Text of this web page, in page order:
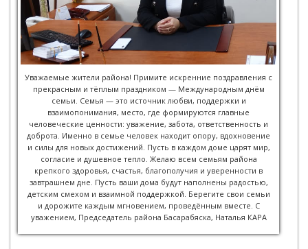
Уважаемые жители района! Примите искренние поздравления с
прекрасным и тёплым праздником — Международным днём
семьи. Семья — это источник любви, поддержки и
взаимопонимания, место, где формируются главные
человеческие ценности: уважение, забота, ответственность и
доброта. Именно в семье человек находит опору, вдохновение
и силы для новых достижений. Пусть в каждом доме царят мир,
согласие и душевное тепло. Желаю всем семьям района
крепкого здоровья, счастья, благополучия и уверенности в
завтрашнем дне. Пусть ваши дома будут наполнены радостью,
детским смехом и взаимной поддержкой. Берегите свои семьи
и дорожите каждым мгновением, проведённым вместе. С
уважением, Председатель района Басарабяска, Наталья КАРА